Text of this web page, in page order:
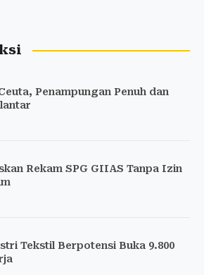
Penampungan Penuh dan
Rekam SPG GIIAS Tanpa Izin
Tekstil Berpotensi Buka 9.800